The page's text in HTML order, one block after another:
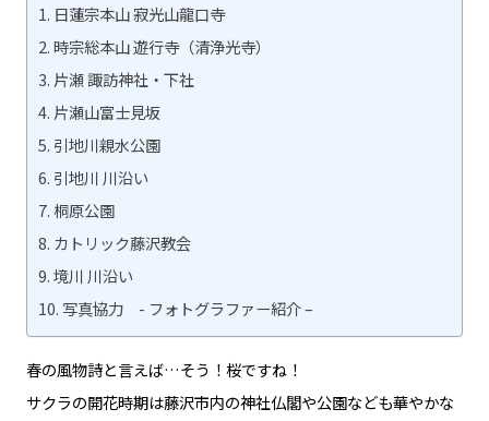
日蓮宗本山 寂光山龍口寺
時宗総本山 遊行寺（清浄光寺）
片瀬 諏訪神社・下社
片瀬山富士見坂
引地川親水公園
引地川 川沿い
桐原公園
カトリック藤沢教会
境川 川沿い
写真協力 - フォトグラファー紹介 –
春の風物詩と言えば…そう！桜ですね！
サクラの開花時期は藤沢市内の神社仏閣や公園なども華やかな